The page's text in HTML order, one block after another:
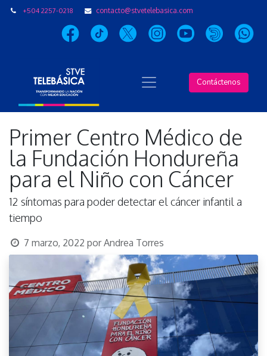
+504 2257-0218 contacto@stvetelebasica.com
Contáctenos
Primer Centro Médico de
la Fundación Hondureña
para el Niño con Cáncer
12 síntomas para poder detectar el cáncer infantil a
tiempo
7 marzo, 2022 porAndrea Torres